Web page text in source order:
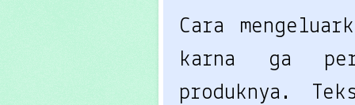
Cara
karna ga
produknya.